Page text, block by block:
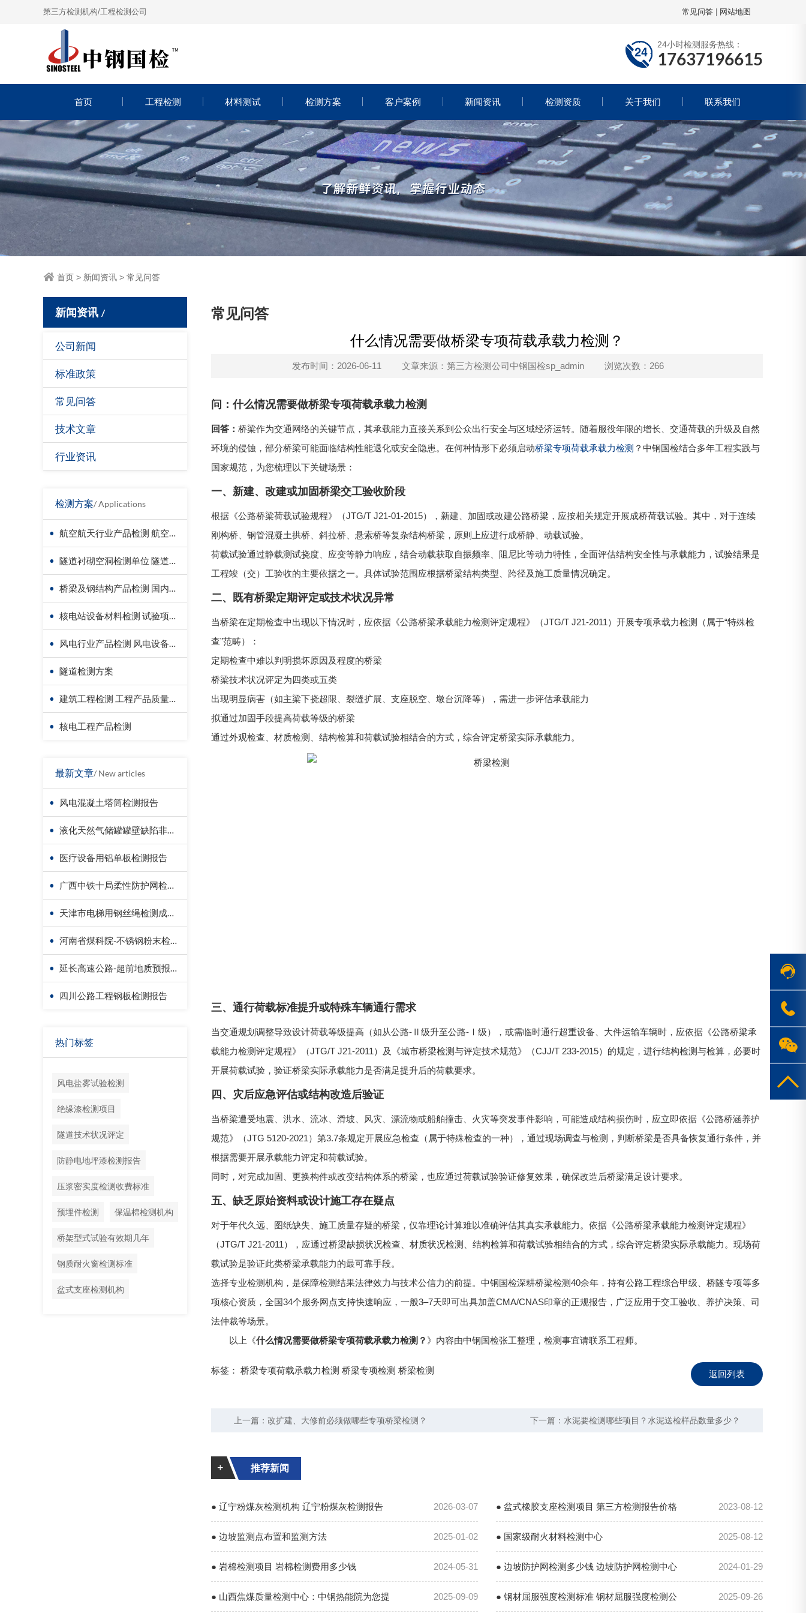
第三方检测机构/工程检测公司 常见问答 网站地图
24小时检测服务热线：
17637196615
首页 工程检测 材料测试 检测方案 客户案例 新闻资讯 检测资质 关于我们 联系我们
首页 > 新闻资讯 > 常见问答
新闻资讯 /
公司新闻
标准政策
常见问答
技术文章
行业资讯
检测方案/ Applications
• 航空航天行业产品检测 航空器材料检测
• 隧道衬砌空洞检测单位 隧道衬砌厚度检测方法
• 桥梁及钢结构产品检测 国内第三方检测机构服务方案
• 核电站设备材料检测 试验项目价格
• 风电行业产品检测 风电设备材料检测
• 隧道检测方案
• 建筑工程检测 工程产品质量复验
• 核电工程产品检测
最新文章/ New articles
• 风电混凝土塔筒检测报告
• 液化天然气储罐罐壁缺陷非接触检测-无人机检测
• 医疗设备用铝单板检测报告
• 广西中铁十局柔性防护网检测成功案例
• 天津市电梯用钢丝绳检测成功案例
• 河南省煤科院-不锈钢粉末检测报告
• 延长高速公路-超前地质预报检测报告
• 四川公路工程钢板检测报告
热门标签
风电盐雾试验检测
绝缘漆检测项目
隧道技术状况评定
防静电地坪漆检测报告
压浆密实度检测收费标准
预埋件检测 保温棉检测机构
桥架型式试验有效期几年
钢质耐火窗检测标准
盆式支座检测机构
常见问答
什么情况需要做桥梁专项荷载承载力检测？
发布时间：2026-06-11 文章来源：第三方检测公司中钢国检sp_admin 浏览次数：266
问：什么情况需要做桥梁专项荷载承载力检测
回答： 桥梁作为交通网络的关键节点，其承载能力直接关系到公众出行安全与区域经济运转。随着服役年限的增长、交通荷载的升级及自然
环境的侵蚀，部分桥梁可能面临结构性能退化或安全隐患。在何种情形下必须启动桥梁专项荷载承载力检测 ？中钢国检结合多年工程实践与
国家规范，为您梳理以下关键场景：
一、新建、改建或加固桥梁交工验收阶段
根据《公路桥梁荷载试验规程》（JTG/T J21-01-2015），新建、加固或改建公路桥梁，应按相关规定开展成桥荷载试验。其中，对于连续
刚构桥、钢管混凝土拱桥、斜拉桥、悬索桥等复杂结构桥梁，原则上应进行成桥静、动载试验。
荷载试验通过静载测试挠度、应变等静力响应，结合动载获取自振频率、阻尼比等动力特性，全面评估结构安全性与承载能力，试验结果是
工程竣（交）工验收的主要依据之一。具体试验范围应根据桥梁结构类型、跨径及施工质量情况确定。
二、既有桥梁定期评定或技术状况异常
当桥梁在定期检查中出现以下情况时，应依据《公路桥梁承载能力检测评定规程》（JTG/T J21-2011）开展专项承载力检测（属于“特殊检
查”范畴）：
定期检查中难以判明损坏原因及程度的桥梁
桥梁技术状况评定为四类或五类
出现明显病害（如主梁下挠超限、裂缝扩展、支座脱空、墩台沉降等），需进一步评估承载能力
拟通过加固手段提高荷载等级的桥梁
通过外观检查、材质检测、结构检算和荷载试验相结合的方式，综合评定桥梁实际承载能力。
三、通行荷载标准提升或特殊车辆通行需求
当交通规划调整导致设计荷载等级提高（如从公路-Ⅱ级升至公路-Ⅰ级），或需临时通行超重设备、大件运输车辆时，应依据《公路桥梁承
载能力检测评定规程》（JTG/T J21-2011）及《城市桥梁检测与评定技术规范》（CJJ/T 233-2015）的规定，进行结构检测与检算，必要时
开展荷载试验，验证桥梁实际承载能力是否满足提升后的荷载要求。
四、灾后应急评估或结构改造后验证
当桥梁遭受地震、洪水、流冰、滑坡、风灾、漂流物或船舶撞击、火灾等突发事件影响，可能造成结构损伤时，应立即依据《公路桥涵养护
规范》（JTG 5120-2021）第3.7条规定开展应急检查（属于特殊检查的一种），通过现场调查与检测，判断桥梁是否具备恢复通行条件，并
根据需要开展承载能力评定和荷载试验。
同时，对完成加固、更换构件或改变结构体系的桥梁，也应通过荷载试验验证修复效果，确保改造后桥梁满足设计要求。
五、缺乏原始资料或设计施工存在疑点
对于年代久远、图纸缺失、施工质量存疑的桥梁，仅靠理论计算难以准确评估其真实承载能力。依据《公路桥梁承载能力检测评定规程》
（JTG/T J21-2011），应通过桥梁缺损状况检查、材质状况检测、结构检算和荷载试验相结合的方式，综合评定桥梁实际承载能力。现场荷
载试验是验证此类桥梁承载能力的最可靠手段。
选择专业检测机构，是保障检测结果法律效力与技术公信力的前提。中钢国检深耕桥梁检测40余年，持有公路工程综合甲级、桥隧专项等多
项核心资质，全国34个服务网点支持快速响应，一般3–7天即可出具加盖CMA/CNAS印章的正规报告，广泛应用于交工验收、养护决策、司
法仲裁等场景。
以上《什么情况需要做桥梁专项荷载承载力检测？ 》内容由中钢国检张工整理，检测事宜请联系工程师。
标签： 桥梁专项荷载承载力检测 桥梁专项检测 桥梁检测 返回列表
上一篇：改扩建、大修前必须做哪些专项桥梁检测？ 下一篇： 水泥要检测哪些项目？水泥送检样品数量多少？
+ 推荐新闻
● 辽宁粉煤灰检测机构 辽宁粉煤灰检测报告 2026-03-07 ● 盆式橡胶支座检测项目 第三方检测报告价格
是多少
2023-08-12
● 边坡监测点布置和监测方法 2025-01-02 ● 国家级耐火材料检测中心 2025-08-12
● 岩棉检测项目 岩棉检测费用多少钱 2024-05-31 ● 边坡防护网检测多少钱 边坡防护网检测中心 2024-01-29
● 山西焦煤质量检测中心：中钢热能院为您提 2025-09-09 ● 钢材屈服强度检测标准 钢材屈服强度检测公 2025-09-26